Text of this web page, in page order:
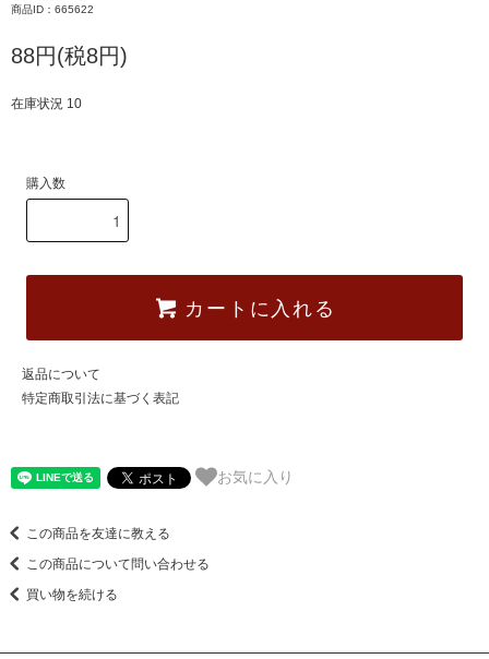
商品ID：665622
88円(税8円)
在庫状況 10
購入数
カートに入れる
返品について
特定商取引法に基づく表記
お気に入り
この商品を友達に教える
この商品について問い合わせる
買い物を続ける